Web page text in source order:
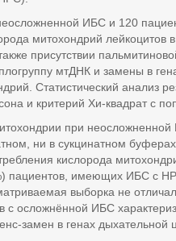
ИБС и 120
митохондрий лейкоцитов
присутствии
мтДНК и замены в
Статистический анализ
и критерий Хи-квадрат с
при
ни в сукцинатном
кислорода
пациентов, имеющих ИБС с
выборка не
осложнённой ИБС
замен в генах дыхательной